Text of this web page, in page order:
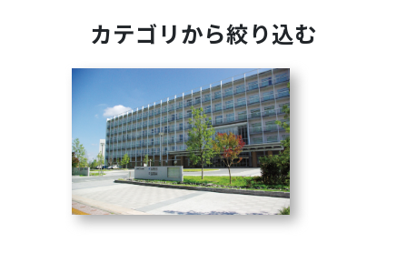
カテゴリから絞り込む